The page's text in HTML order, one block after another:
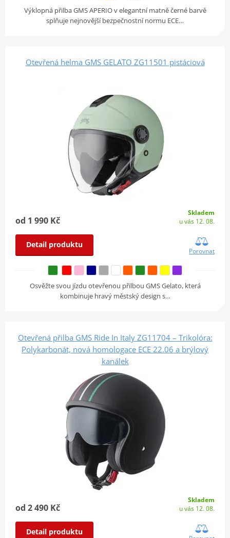
Výklopná přilba GMS APERIO v elegantní matně černé barvě
splňuje nejnovější bezpečnostní normu ECE…
Otevřená helma GMS GELATO ZG11501 pistáciová
od 1 990 Kč
Skladem
u vás 12. 08.
Detail produktu
Porovnat
Osvěžte svou jízdu otevřenou přilbou GMS Gelato, která
kombinuje hravý městský design s…
Otevřená přilba GMS Ride In Italy ZG11704 – Trikolóra:
Polykarbonát, nová homologace ECE 22.06 a brýlový
kanálek
od 2 490 Kč
Skladem
u vás 12. 08.
Detail produktu